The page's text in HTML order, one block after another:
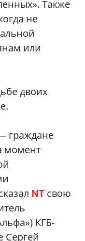
Также
не
или
двоих
граждане
момент
NT свою
КГБ-
Сергей